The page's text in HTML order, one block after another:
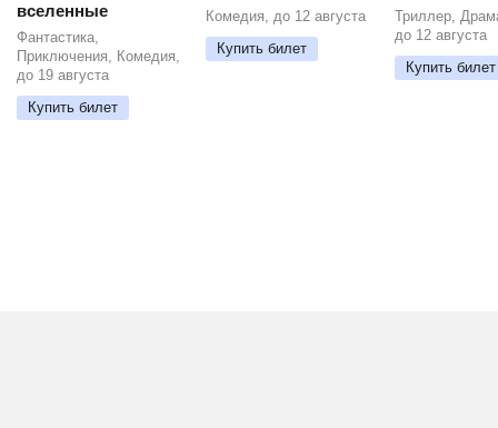
вселенные
Фантастика,
Приключения, Комедия,
до 19 августа
Купить билет
Комедия, до 12 августа
Купить билет
Триллер,
до 12 августа
Купить билет